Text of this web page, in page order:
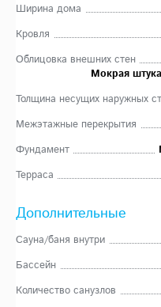
Ширина дома
Кровля
Облицовка внешних стен
Мокрая
Толщина несущих наружных
Межэтажные перекрытия
Фундамент
Терраса
Дополнительные
Сауна/баня внутри
Бассейн
Количество санузлов